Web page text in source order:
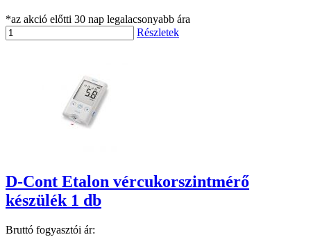
*az akció előtti 30 nap legalacsonyabb ára
Részletek
D-Cont Etalon vércukorszintmérő
készülék 1 db
Bruttó fogyasztói ár: